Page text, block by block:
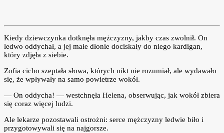
Kiedy dziewczynka dotknęła mężczyzny, jakby czas zwolnił. On
ledwo oddychał, a jej małe dłonie dociskały do niego kardigan,
który zdjęła z siebie.
Zofia cicho szeptała słowa, których nikt nie rozumiał, ale wydawało
się, że wpływały na samo powietrze wokół.
— On oddycha! — westchnęła Helena, obserwując, jak wokół zbiera
się coraz więcej ludzi.
Ale lekarze pozostawali ostrożni: serce mężczyzny ledwie biło i
przygotowywali się na najgorsze.